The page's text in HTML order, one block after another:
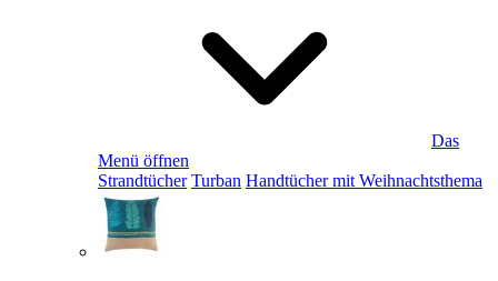
Das
Menü öffnen
Strandtücher Turban Handtücher mit Weihnachtsthema